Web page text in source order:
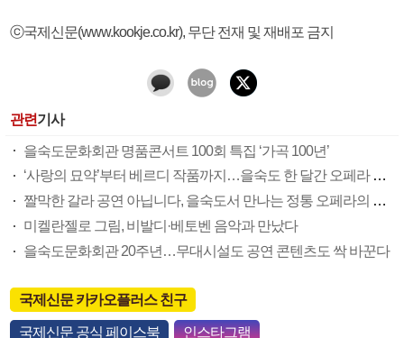
ⓒ국제신문(www.kookje.co.kr), 무단 전재 및 재배포 금지
관련기사
을숙도문화회관 명품콘서트 100회 특집 ‘가곡 100년’
‘사랑의 묘약’부터 베르디 작품까지…을숙도 한 달간 오페라 향연
짤막한 갈라 공연 아닙니다, 을숙도서 만나는 정통 오페라의 향연
미켈란젤로 그림, 비발디·베토벤 음악과 만났다
을숙도문화회관 20주년…무대시설도 공연 콘텐츠도 싹 바꾼다
국제신문 카카오플러스 친구
국제신문 공식 페이스북 인스타그램